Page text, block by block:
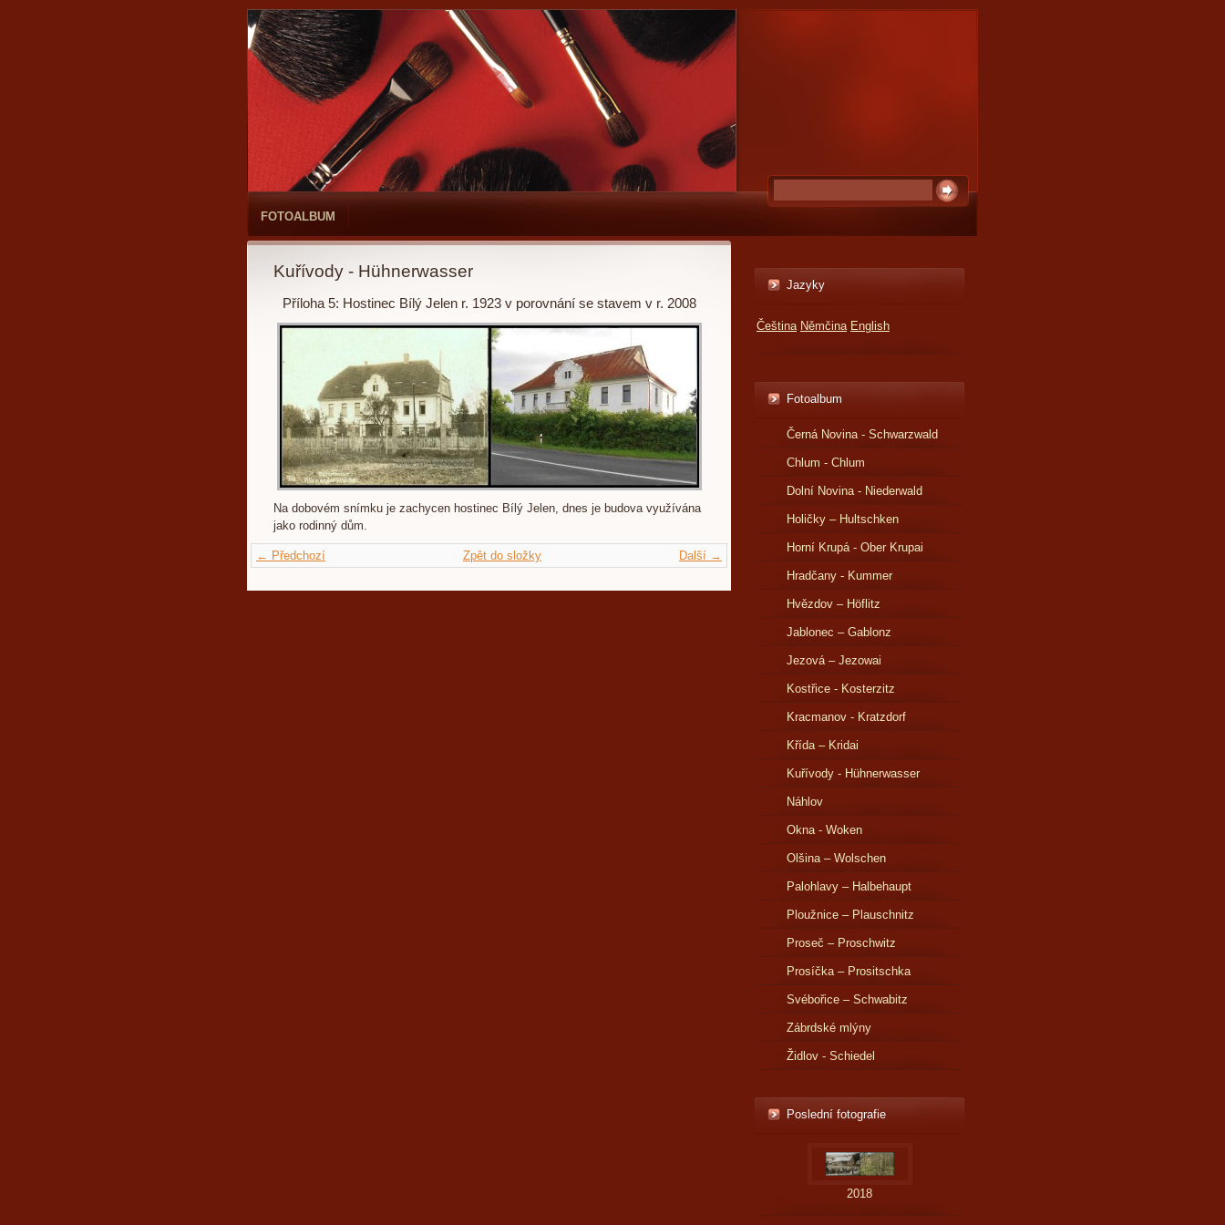
FOTOALBUM
Kuřívody - Hühnerwasser
Příloha 5: Hostinec Bílý Jelen r. 1923 v porovnání se stavem v r. 2008
Na dobovém snímku je zachycen hostinec Bílý Jelen, dnes je budova využívána
jako rodinný dům.
← Předchozí Další →
Zpět do složky
Jazyky
Čeština Němčina English
Fotoalbum
Černá Novina - Schwarzwald
Chlum - Chlum
Dolní Novina - Niederwald
Holičky – Hultschken
Horní Krupá - Ober Krupai
Hradčany - Kummer
Hvězdov – Höflitz
Jablonec – Gablonz
Jezová – Jezowai
Kostřice - Kosterzitz
Kracmanov - Kratzdorf
Křída – Kridai
Kuřívody - Hühnerwasser
Náhlov
Okna - Woken
Olšina – Wolschen
Palohlavy – Halbehaupt
Ploužnice – Plauschnitz
Proseč – Proschwitz
Prosíčka – Prositschka
Svébořice – Schwabitz
Zábrdské mlýny
Židlov - Schiedel
Poslední fotografie
2018